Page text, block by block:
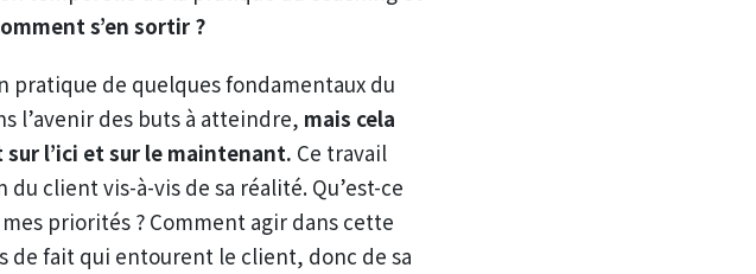
s’en sortir ?
pratique de quelques fondamentaux du
l’avenir des buts à atteindre, mais cela
sur l’ici et sur le maintenant. Ce travail
client vis-à-vis de sa réalité. Qu’est-ce
priorités ? Comment agir dans cette
de fait qui entourent le client, donc de sa